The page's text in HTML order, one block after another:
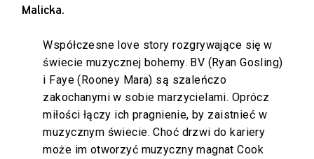
Malicka.
Współczesne love story rozgrywające się w
świecie muzycznej bohemy. BV (Ryan Gosling)
i Faye (Rooney Mara) są szaleńczo
zakochanymi w sobie marzycielami. Oprócz
miłości łączy ich pragnienie, by zaistnieć w
muzycznym świecie. Choć drzwi do kariery
może im otworzyć muzyczny magnat Cook